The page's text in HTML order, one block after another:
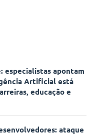
especialistas apontam
Artificial está
educação e
ataque